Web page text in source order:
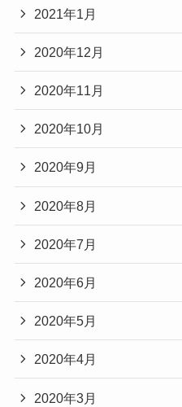
2021年1月
2020年12月
2020年11月
2020年10月
2020年9月
2020年8月
2020年7月
2020年6月
2020年5月
2020年4月
2020年3月